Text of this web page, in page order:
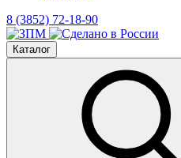
8 (3852) 72-18-90
Каталог